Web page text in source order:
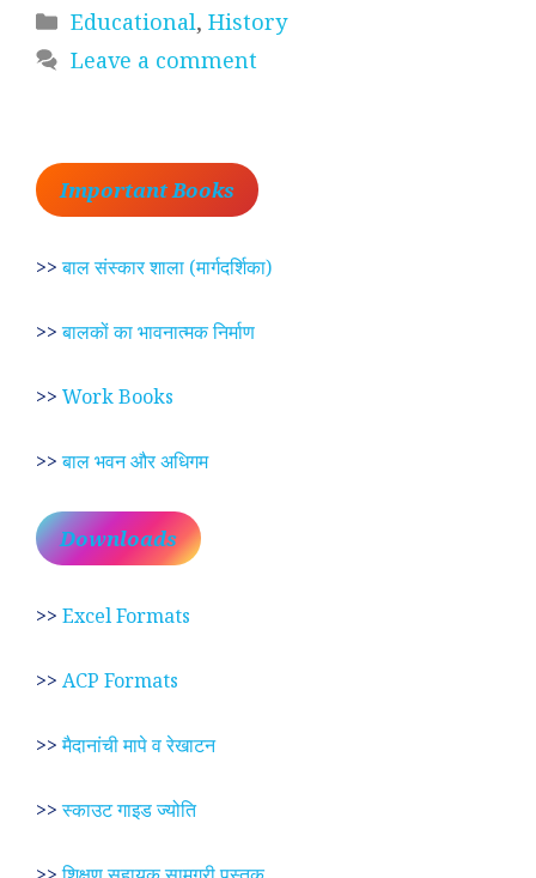
Categories
Educational, History
Leave a comment
Important Books
>>बाल संस्कार शाला (मार्गदर्शिका)
>>बालकों का भावनात्मक निर्माण
>> Work Books
>>बाल भवन और अधिगम
Downloads
>> Excel Formats
>> ACP Formats
>>मैदानांची मापे व रेखाटन
>>स्काउट गाइड ज्योति